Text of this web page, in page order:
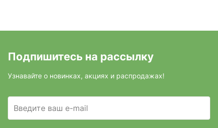
Подпишитесь на рассылку
Узнавайте о новинках, акциях и распродажах!
Введите ваш e-mail